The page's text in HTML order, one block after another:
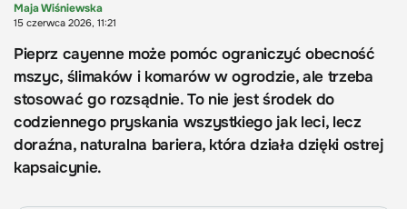
Maja Wiśniewska
15 czerwca 2026, 11:21
Pieprz cayenne może pomóc ograniczyć obecność
mszyc, ślimaków i komarów w ogrodzie, ale trzeba
stosować go rozsądnie. To nie jest środek do
codziennego pryskania wszystkiego jak leci, lecz
doraźna, naturalna bariera, która działa dzięki ostrej
kapsaicynie.